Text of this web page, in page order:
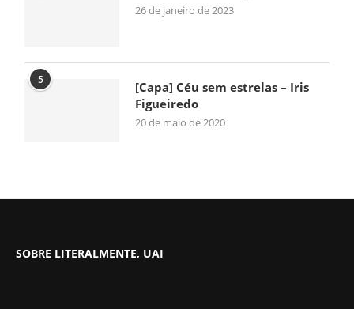
26 de janeiro de 2023
5
[Capa] Céu sem estrelas – Iris
Figueiredo
20 de maio de 2020
SOBRE LITERALMENTE, UAI